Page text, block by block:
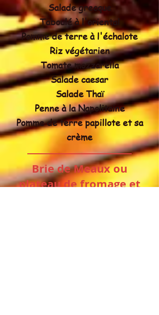
Salade grecque
Taboulé à l'oriental
Pomme de terre à l'échalote
Riz végétarien
Tomatemozzarella
Salade caesar
Salade Thaï
Penne à la Napolitaine
Pomme de terre papillote et sa
crème
Brie de Meaux ou
plateau de fromage et